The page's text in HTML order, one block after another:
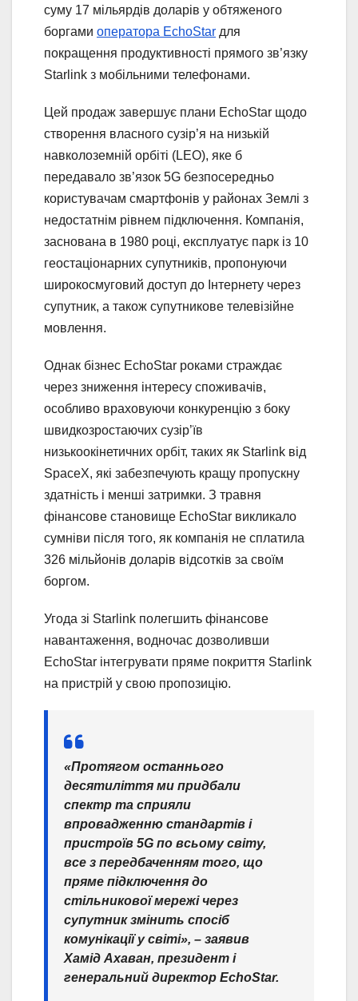
суму 17 мільярдів доларів у обтяженого
боргами оператора EchoStar для
покращення продуктивності прямого зв’язку
Starlink з мобільними телефонами.
Цей продаж завершує плани EchoStar щодо
створення власного сузір’я на низькій
навколоземній орбіті (LEO), яке б
передавало зв’язок 5G безпосередньо
користувачам смартфонів у районах Землі з
недостатнім рівнем підключення. Компанія,
заснована в 1980 році, експлуатує парк із 10
геостаціонарних супутників, пропонуючи
широкосмуговий доступ до Інтернету через
супутник, а також супутникове телевізійне
мовлення.
Однак бізнес EchoStar роками страждає
через зниження інтересу споживачів,
особливо враховуючи конкуренцію з боку
швидкозростаючих сузір’їв
низькоокінетичних орбіт, таких як Starlink від
SpaceX, які забезпечують кращу пропускну
здатність і менші затримки. З травня
фінансове становище EchoStar викликало
сумніви після того, як компанія не сплатила
326 мільйонів доларів відсотків за своїм
боргом.
Угода зі Starlink полегшить фінансове
навантаження, водночас дозволивши
EchoStar інтегрувати пряме покриття Starlink
на пристрій у свою пропозицію.
«Протягом останнього
десятиліття ми придбали
спектр та сприяли
впровадженню стандартів і
пристроїв 5G по всьому світу,
все з передбаченням того, що
пряме підключення до
стільникової мережі через
супутник змінить спосіб
комунікації у світі», – заявив
Хамід Ахаван, президент і
генеральний директор EchoStar.